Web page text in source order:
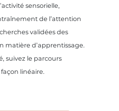
sensorielle,
de l’attention
validées des
matière d’apprentissage.
suivez le parcours
linéaire.